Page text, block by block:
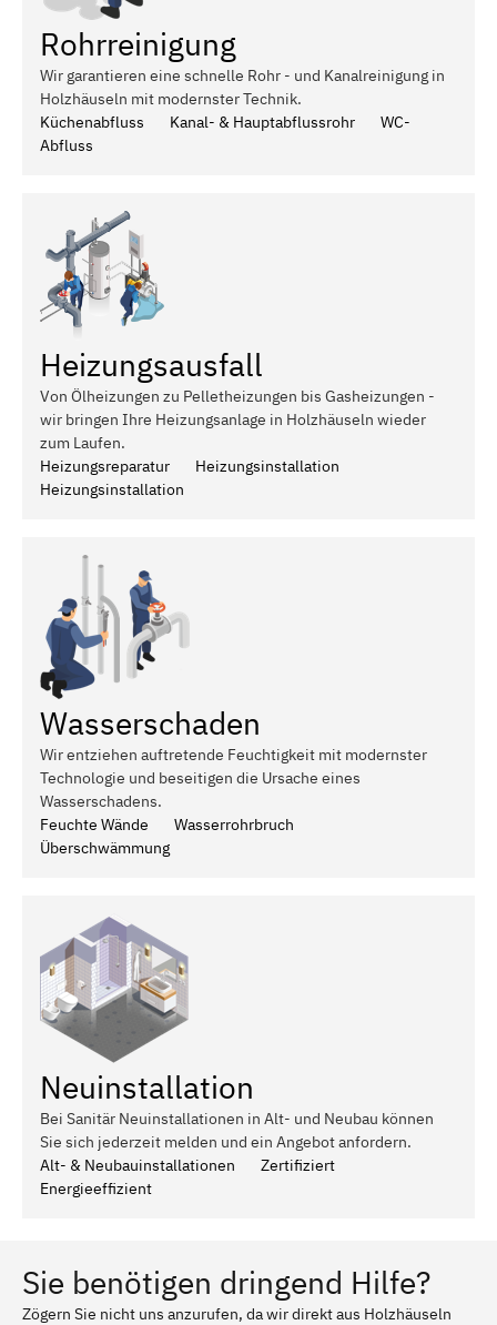
Rohrreinigung
Wir garantieren eine schnelle Rohr - und Kanalreinigung in
Holzhäuseln mit modernster Technik.
Küchenabfluss
Kanal- & Hauptabflussrohr
WC-
Abfluss
Heizungsausfall
Von Ölheizungen zu Pelletheizungen bis Gasheizungen -
wir bringen Ihre Heizungsanlage in Holzhäuseln wieder
zum Laufen.
Heizungsreparatur
Heizungsinstallation
Heizungsinstallation
Wasserschaden
Wir entziehen auftretende Feuchtigkeit mit modernster
Technologie und beseitigen die Ursache eines
Wasserschadens.
Feuchte Wände
Wasserrohrbruch
Überschwämmung
Neuinstallation
Bei Sanitär Neuinstallationen in Alt- und Neubau können
Sie sich jederzeit melden und ein Angebot anfordern.
Alt- & Neubauinstallationen
Zertifiziert
Energieeffizient
Sie benötigen dringend Hilfe?
Zögern Sie nicht uns anzurufen, da wir direkt aus Holzhäuseln